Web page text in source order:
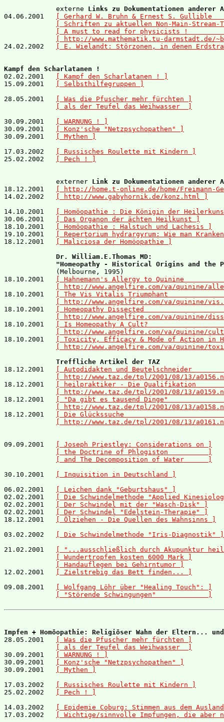
             externe
Links zu Dokumentationen anderer
04.06.2001
[ Gerhard W. Bruhn & Ernest S.
[ Schriften zu aktuellen Non-Main-Stream-
[ A must to read for physicists !
[ http://www.mathematik.tu-darmstadt.de/
24.02.2002
[ E. Wielandt: Störzonen, in denen
Kampf den Scharlatanen !
02.02.2001
[ Kampf den Scharlatanen ! ]
15.09.2001
[ Selbsthilfegruppen ]
28.05.2001
[ Was die Pfuscher mehr fürchten ]
[ als der Teufel das Weihwasser  ]
30.09.2001
[ WARNUNG ! ]
30.09.2001
[ Konz'sche "Netzpsychopathen" ]
30.09.2001
[ Mythen ]
17.03.2002
[ Russisches Roulette mit Kindern ]
25.02.2002
[ Pech ! ]
             externer
Link zu Dokumentationen anderer
18.12.2001
[ http://home.t-online.de/home/Freimann-
14.02.2002
[ http://www.gabyhornik.de/konz.html ]
14.10.2001
[ Homöopathie : Die Königin der
30.06.2001
[ Das Organon der ächten Heilkunst ]
18.10.2001
[ Homöopathie : Halstuch und Lachesis ]
19.10.2001
[ Repertorium hydrargyrum: Wie man
18.12.2001
[ Maliciosa der Homöopathie ]
Dr. William.E.Thomas MD:
"Homeopathy - Historical Origins and the
             (Melbourne, 1995)
18.10.2001
[ Hahnemann's Allergy to Quinine
[ http://www.angelfire.com/va/quinine/
18.10.2001
[ The Vis Vitalis Triumphant
[ http://www.angelfire.com/va/quinine/
18.10.2001
[ Homeopathy Dissected
[ http://www.angelfire.com/va/quinine/
18.10.2001
[ Is Homeopathy A Cult?
[ http://www.angelfire.com/va/quinine/
18.10.2001
[ Toxicity, Efficacy & Mode of Action in
[ http://www.angelfire.com/va/quinine/
Treffliche Artikel der TAZ
18.12.2001
[ Autodidakten und
[ http://www.taz.de/tpl/2001/08/13/
18.12.2001
[ heilpraktiker - Die
[ http://www.taz.de/tpl/2001/08/13/
18.12.2001
[ "Da gibt es tausend Dinge"
[ http://www.taz.de/tpl/2001/08/13/
18.12.2001
[ Die Glückssuche
[ http://www.taz.de/tpl/2001/08/13/
09.09.2001
[ Joseph Priestley: Considerations on ]
[ the Doctrine of Phlogiston          ]
[ and The Decomposition of Water      ]
30.10.2001
[ Inquisition in Deutschland ]
06.02.2001
[ Leichen dank "Geburtshaus" ]
02.02.2001
[ Die Schwindelmethode "Applied
02.02.2001
[ Der Schwindel mit der "Wasch-Disk" ]
02.02.2001
[ Der Schwindel "Edelstein-Therapie" ]
18.12.2001
[ Ölziehen - Die Quellen des Wahnsinns ]
03.02.2002
[ Die Schwindelmethode "Iris-Diagnostik" ]
21.02.2001
[ "...ausschließlich durch Akupunktur
[ Wundertropfen kosten 6000 Mark ]
[ Handauflegen bei Gehirntumor ]
12.02.2001
[ Zielstrebig das Bett finden... ]
09.08.2001
[ Wolfgang Löhr über "Healing Touch": ]
[ "Störende Schwingungen"             ]
Impfen + Homöopathie: Religiöser Wahn der Eltern...
28.05.2001
[ Was die Pfuscher mehr fürchten ]
[ als der Teufel das Weihwasser  ]
30.09.2001
[ WARNUNG ! ]
30.09.2001
[ Konz'sche "Netzpsychopathen" ]
30.09.2001
[ Mythen ]
17.03.2002
[ Russisches Roulette mit Kindern ]
25.02.2002
[ Pech ! ]
14.03.2002
[ Epidemie Coburg: Stimmen aus dem
17.03.2002
[ Wichtige/sinnvolle Impfungen, die